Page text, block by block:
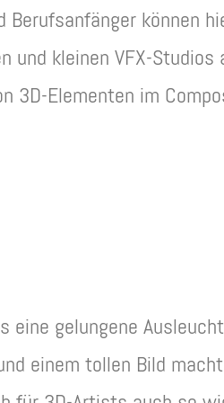
können
und kleinen VFX-Studios
3D-Elementen im
gelungene
einem tollen Bild